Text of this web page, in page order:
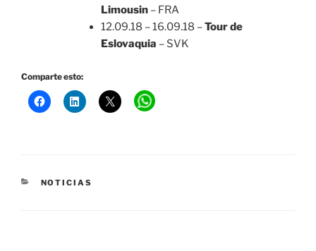
Limousin– FRA
12.09.18 – 16.09.18 –Tour de
Eslovaquia – SVK
Comparte esto:
CATEGORÍAS
NOTICIAS